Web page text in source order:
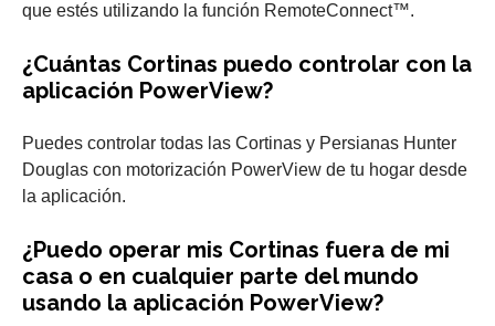
que estés utilizando la función RemoteConnect™.
¿Cuántas Cortinas puedo controlar con la
aplicación PowerView?
Puedes controlar todas las Cortinas y Persianas Hunter
Douglas con motorización PowerView de tu hogar desde
la aplicación.
¿Puedo operar mis Cortinas fuera de mi
casa o en cualquier parte del mundo
usando la aplicación PowerView?